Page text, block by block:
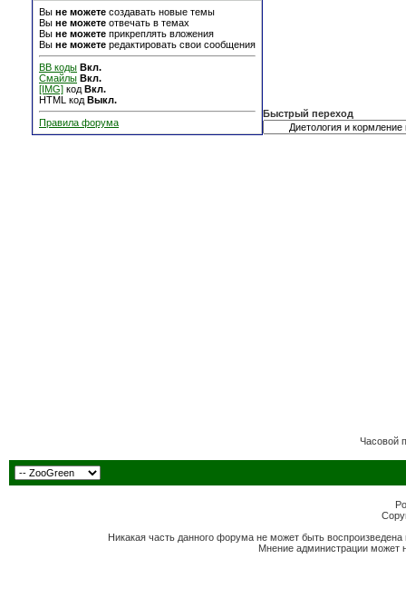
Вы не можете создавать новые темы
Вы не можете отвечать в темах
Вы не можете прикреплять вложения
Вы не можете редактировать свои сообщения
BB коды Вкл.
Смайлы Вкл.
[IMG] код Вкл.
HTML код Выкл.
Правила форума
Быстрый переход
Часовой
Никакая часть данного форума не может быть
Мнение администрации может